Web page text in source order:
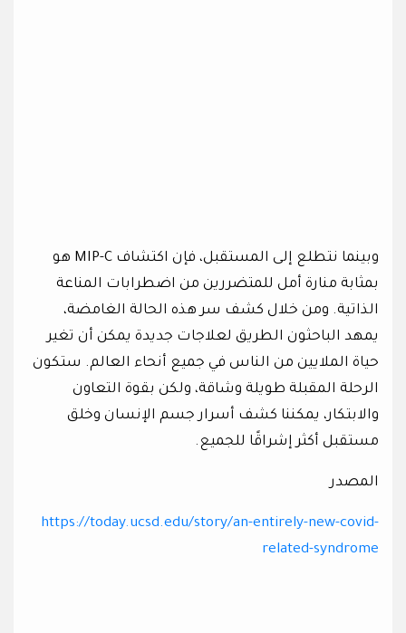
وبينما نتطلع إلى المستقبل، فإن اكتشاف MIP-C هو
بمثابة منارة أمل للمتضررين من اضطرابات المناعة
الذاتية. ومن خلال كشف سر هذه الحالة الغامضة،
يمهد الباحثون الطريق لعلاجات جديدة يمكن أن تغير
حياة الملايين من الناس في جميع أنحاء العالم. ستكون
الرحلة المقبلة طويلة وشاقة، ولكن بقوة التعاون
والابتكار، يمكننا كشف أسرار جسم الإنسان وخلق
مستقبل أكثر إشراقًا للجميع.
المصدر
https://today.ucsd.edu/story/an-entirely-new-covid-
related-syndrome